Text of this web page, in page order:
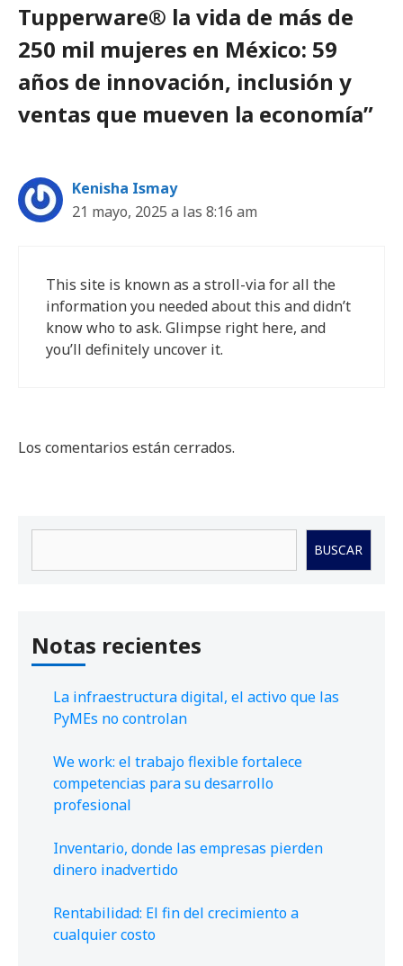
Tupperware® la vida de más de
250 mil mujeres en México: 59
años de innovación, inclusión y
ventas que mueven la economía”
Kenisha Ismay
21 mayo, 2025 a las 8:16 am
This site is known as a stroll-via for all the
information you needed about this and didn’t
know who to ask. Glimpse right here, and
you’ll definitely uncover it.
Los comentarios están cerrados.
BUSCAR
Notas recientes
La infraestructura digital, el activo que las
PyMEs no controlan
We work: el trabajo flexible fortalece
competencias para su desarrollo
profesional
Inventario, donde las empresas pierden
dinero inadvertido
Rentabilidad: El fin del crecimiento a
cualquier costo